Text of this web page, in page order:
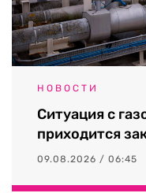
НОВОСТИ
Ситуация с
приходится
09.08.2026 / 06:45